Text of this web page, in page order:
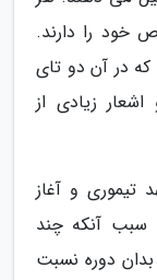
را دارند.
در آن دو تای
زیادی از
تیموری و آغاز
سبب آنکه چند
دوره نسبت